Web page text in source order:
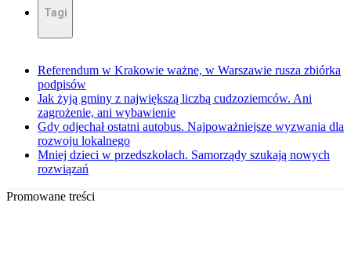
Tagi
Referendum w Krakowie ważne, w Warszawie rusza zbiórka
podpisów
Jak żyją gminy z największą liczbą cudzoziemców. Ani
zagrożenie, ani wybawienie
Gdy odjechał ostatni autobus. Najpoważniejsze wyzwania dla
rozwoju lokalnego
Mniej dzieci w przedszkolach. Samorządy szukają nowych
rozwiązań
Promowane treści